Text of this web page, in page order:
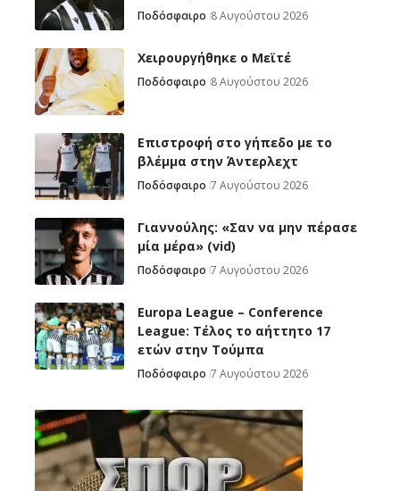
Ποδόσφαιρο 8 Αυγούστου 2026
Χειρουργήθηκε ο Μεϊτέ
Ποδόσφαιρο 8 Αυγούστου 2026
Επιστροφή στο γήπεδο με το
βλέμμα στην Άντερλεχτ
Ποδόσφαιρο 7 Αυγούστου 2026
Γιαννούλης: «Σαν να μην πέρασε
μία μέρα» (vid)
Ποδόσφαιρο 7 Αυγούστου 2026
Europa League – Conference
League: Τέλος το αήττητο 17
ετών στην Τούμπα
Ποδόσφαιρο 7 Αυγούστου 2026